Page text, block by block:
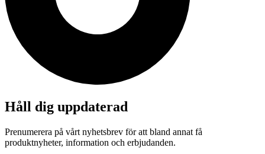
Håll dig uppdaterad
Prenumerera på vårt nyhetsbrev för att bland annat få
produktnyheter, information och erbjudanden.